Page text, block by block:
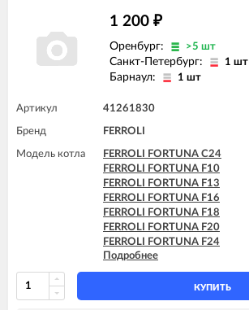
1 200 ₽
Оренбург: >5 шт
Санкт-Петербург: 1 шт
Барнаул: 1 шт
Артикул 41261830
Бренд FERROLI
Модель котла
FERROLI FORTUNA C24
FERROLI FORTUNA F10
FERROLI FORTUNA F13
FERROLI FORTUNA F16
FERROLI FORTUNA F18
FERROLI FORTUNA F20
FERROLI FORTUNA F24
FERROLI VITABEL F10
FERROLI VITABEL F13
FERROLI VITABEL F16
FERROLI VITABEL F18
Подробнее
КУПИТЬ